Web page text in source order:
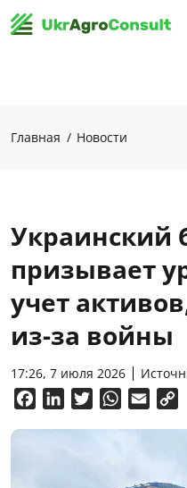
Главная Новости
Украинский
призывает
учет
из-за войны
17:26, 7 июля 2026
FacebookLinkedInTwitterWhatsApp
Email